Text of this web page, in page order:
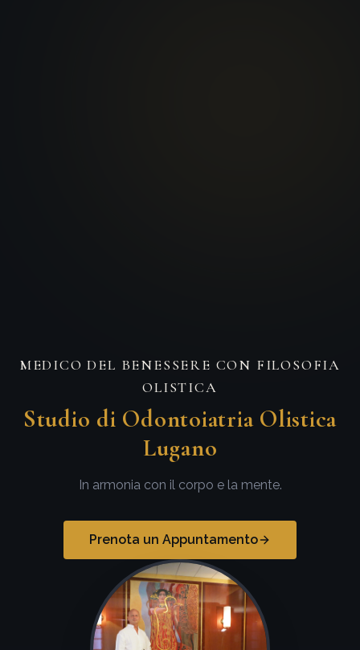
MEDICO DEL BENESSERE CON FILOSOFIA
OLISTICA
Studio di Odontoiatria Olistica
Lugano
In armonia con il corpo e la mente.
Prenota un Appuntamento